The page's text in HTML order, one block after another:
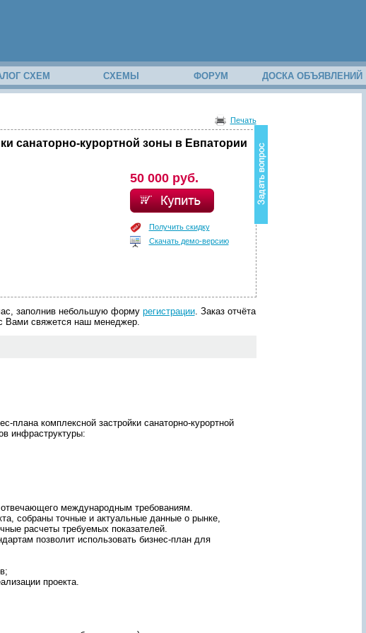
СХЕМ СХЕМЫ ФОРУМ ДОСКА ОБЪЯВЛЕНИЙ
в
то
по общему
о
з
с
п
о
с
о
д
е
р
Печать
санаторно-курортной зоны в Евпатории
50 000 руб.
Получить скидку
Скачать демо-версию
заполнив небольшую форму регистрации. Заказ отчёта
с Вами свяжется наш менеджер.
плана комплексной застройки санаторно-курортной
инфраструктуры:
международным требованиям.
собраны точные и актуальные данные о рынке,
расчеты требуемых показателей.
позволит использовать бизнес-план для
проекта.